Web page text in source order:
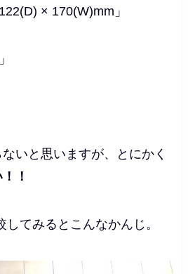
× 170(W)mm」
いと思いますが、とにかく
！
てみるとこんなかんじ。